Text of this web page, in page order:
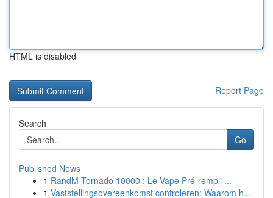
HTML is disabled
Report Page
Search
Go
Published News
1 RandM Tornado 10000 : Le Vape Pré-rempli ...
1 Vaststellingsovereenkomst controleren: Waarom h...